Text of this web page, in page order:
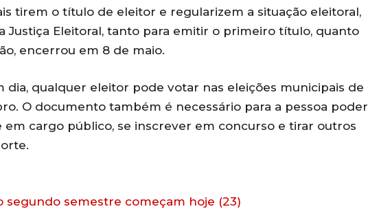
tirem o título de eleitor e regularizem a situação eleitoral,
Justiça Eleitoral, tanto para emitir o primeiro título, quanto
encerrou em 8 de maio.
dia, qualquer eleitor pode votar nas eleições municipais de
O documento também é necessário para a pessoa poder
em cargo público, se inscrever em concurso e tirar outros
segundo semestre começam hoje (23)